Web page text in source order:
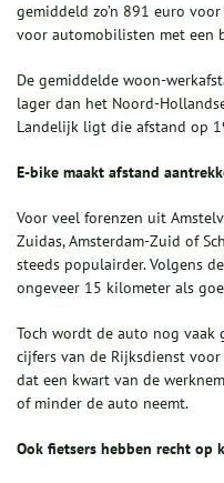
gemiddeld zo’n 891 euro
voor automobilisten met een
De gemiddelde woon-
lager dan het Noord-
Landelijk ligt die afstand op
E-bike maakt afstand
Voor veel forenzen uit
Zuidas, Amsterdam-Zuid of
steeds populairder. Volgens
ongeveer 15 kilometer als
Toch wordt de auto nog
cijfers van de Rijksdienst
dat een kwart van de
of minder de auto neemt.
Ook fietsers hebben recht op